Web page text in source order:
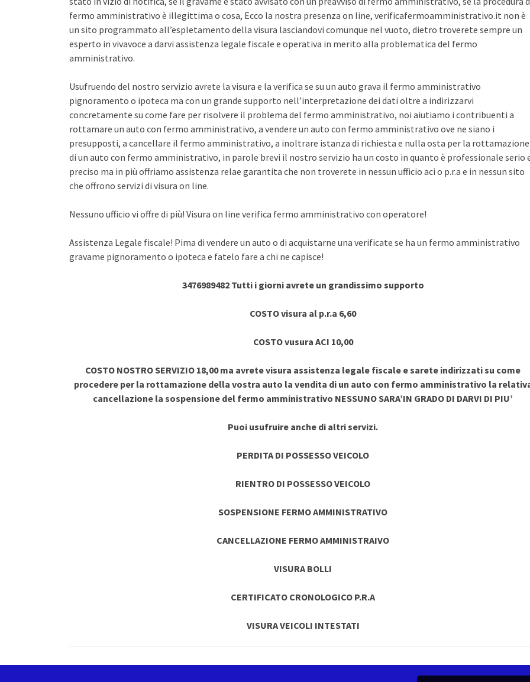
fermo amministrativo è illegittima o cosa, Ecco la nostra presenza on line, verificafermoamministrativo.it non è
un sito programmato all’espletamento della visura lasciandovi comunque nel vuoto, dietro troverete sempre un
esperto in vivavoce a darvi assistenza legale fiscale e operativa in merito alla problematica del fermo
amministrativo.
Usufruendo del nostro servizio avrete la visura e la verifica se su un auto grava il fermo amministrativo
pignoramento o ipoteca ma con un grande supporto nell’interpretazione dei dati oltre a indirizzarvi
concretamente su come fare per risolvere il problema del fermo amministrativo, noi aiutiamo i contribuenti a
rottamare un auto con fermo amministrativo, a vendere un auto con fermo amministrativo ove ne siano i
presupposti, a cancellare il fermo amministrativo, a inoltrare istanza di richiesta e nulla osta per la rottamazione
di un auto con fermo amministrativo, in parole brevi il nostro servizio ha un costo in quanto è professionale serio
preciso ma in più offriamo assistenza relae garantita che non troverete in nessun ufficio aci o p.r.a e in nessun sito
che offrono servizi di visura on line.
Nessuno ufficio vi offre di più! Visura on line verifica fermo amministrativo con operatore!
Assistenza Legale fiscale! Pima di vendere un auto o di acquistarne una verificate se ha un fermo amministrativo
gravame pignoramento o ipoteca e fatelo fare a chi ne capisce!
3476989482 Tutti i giorni avrete un grandissimo supporto
COSTO visura al p.r.a 6,60
COSTO vusura ACI 10,00
COSTO NOSTRO SERVIZIO 18,00 ma avrete visura assistenza legale fiscale e sarete indirizzati su come
procedere per la rottamazione della vostra auto la vendita di un auto con fermo amministrativo la
cancellazione la sospensione del fermo amministrativo NESSUNO SARA’IN GRADO DI DARVI DI PIU’
Puoi usufruire anche di altri servizi.
PERDITA DI POSSESSO VEICOLO
RIENTRO DI POSSESSO VEICOLO
SOSPENSIONE FERMO AMMINISTRATIVO
CANCELLAZIONE FERMO AMMINISTRAIVO
VISURA BOLLI
CERTIFICATO CRONOLOGICO P.R.A
VISURA VEICOLI INTESTATI